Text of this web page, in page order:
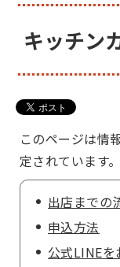
キッチン
このページは情
定されています。
出店までの
申込方法
公式LINEを